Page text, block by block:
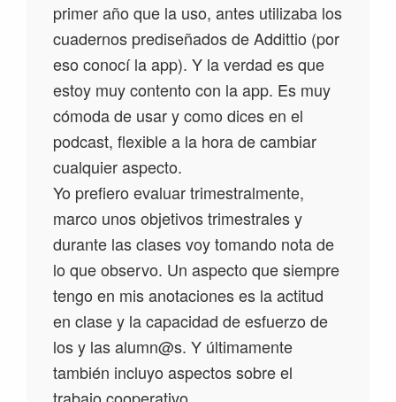
primer año que la uso, antes utilizaba los
cuadernos prediseñados de Addittio (por
eso conocí la app). Y la verdad es que
estoy muy contento con la app. Es muy
cómoda de usar y como dices en el
podcast, flexible a la hora de cambiar
cualquier aspecto.
Yo prefiero evaluar trimestralmente,
marco unos objetivos trimestrales y
durante las clases voy tomando nota de
lo que observo. Un aspecto que siempre
tengo en mis anotaciones es la actitud
en clase y la capacidad de esfuerzo de
los y las alumn@s. Y últimamente
también incluyo aspectos sobre el